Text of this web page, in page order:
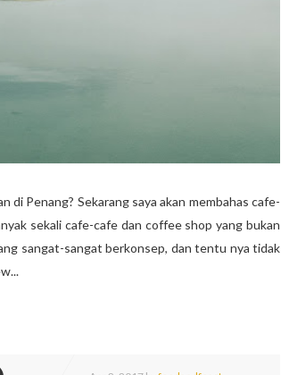
di Penang? Sekarang saya akan membahas cafe-
sekali cafe-cafe dan coffee shop yang bukan
sangat-sangat berkonsep, dan tentu nya tidak